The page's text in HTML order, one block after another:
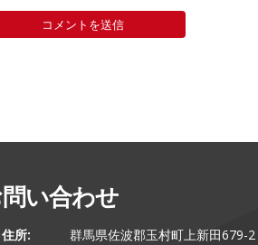
い合わせ
住所:
群馬県佐波郡玉村町上新田679-2